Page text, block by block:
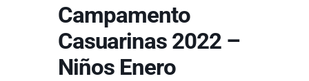
Campamento
Casuarinas 2022 –
Niños Enero